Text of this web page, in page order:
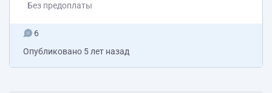
Без предоплаты
6
Опубликовано 5 лет назад